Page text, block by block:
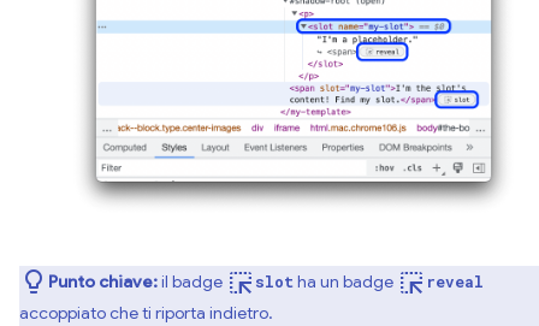
Punto chiave:il badge ink_selection slotha un badge ink_selection reveal
accoppiato che ti riporta indietro.